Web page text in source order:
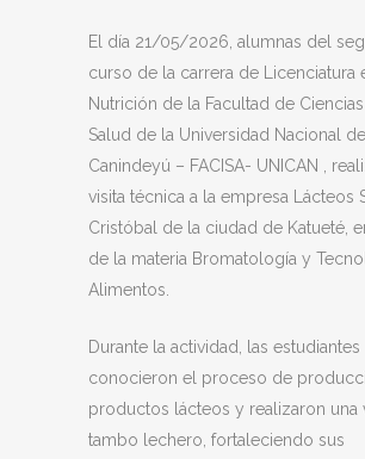
El día 21/05/2026, alumnas del
curso de la carrera de Licenciatura
Nutrición de la Facultad de
Salud de la Universidad Nacional de
Canindeyú – FACISA- UNICAN ,
visita técnica a la empresa Lácteos
Cristóbal de la ciudad de Katueté,
de la materia Bromatología y
Alimentos.
Durante la actividad, las estudiantes
conocieron el proceso de
productos lácteos y realizaron una
tambo lechero, fortaleciendo sus